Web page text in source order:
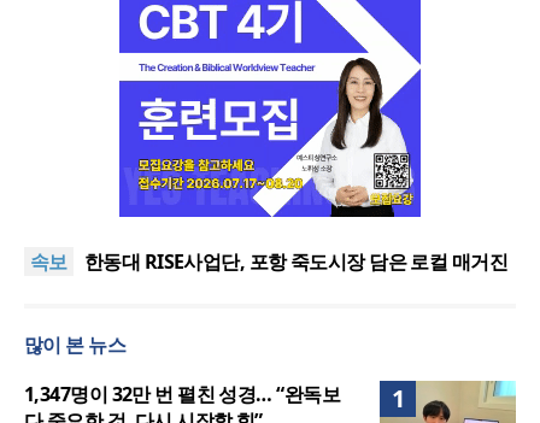
속보
느헤미야 연합기도회, ‘왕의 기도’로 나라·한국교회·다
여”
한동대 RISE사업단, 포항 죽도시장 담은 로컬 매거진
느헤미야 연합기도회, ‘왕의 기도’로 나라·한국교회·다
세기총 “자유를 지키며 하나 된 희망의 미래를 향하
여”
많이 본 뉴스
1
1,347명이 32만 번 펼친 성경… “완독보